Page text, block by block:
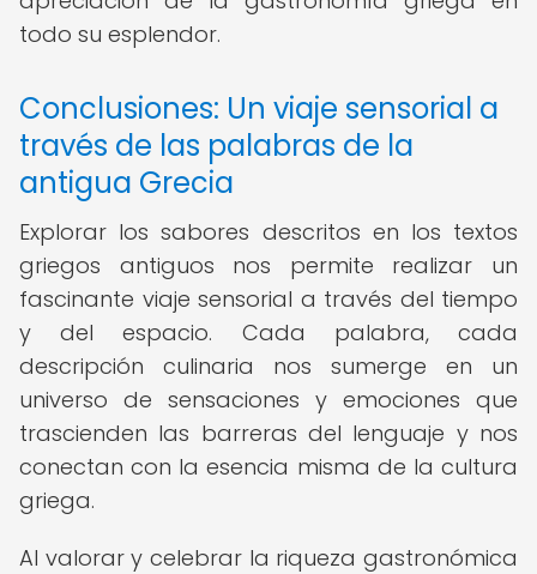
todo su esplendor.
Conclusiones: Un viaje sensorial a
través de las palabras de la
antigua Grecia
Explorar los sabores descritos en los textos
griegos antiguos nos permite realizar un
fascinante viaje sensorial a través del tiempo
y del espacio. Cada palabra, cada
descripción culinaria nos sumerge en un
universo de sensaciones y emociones que
trascienden las barreras del lenguaje y nos
conectan con la esencia misma de la cultura
griega.
Al valorar y celebrar la riqueza gastronómica